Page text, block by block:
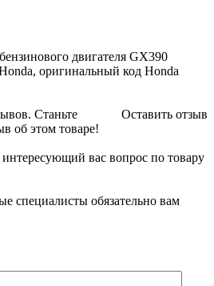
двигателя GX390
оригинальный код Honda
Оставить отзыв
Станьте
об этом товаре!
вас вопрос по товару
специалисты обязательно вам